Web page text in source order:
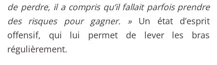
de perdre, il a compris qu’il fallait parfois prendre
des risques pour gagner. » Un état d’esprit
offensif, qui lui permet de lever les bras
régulièrement.